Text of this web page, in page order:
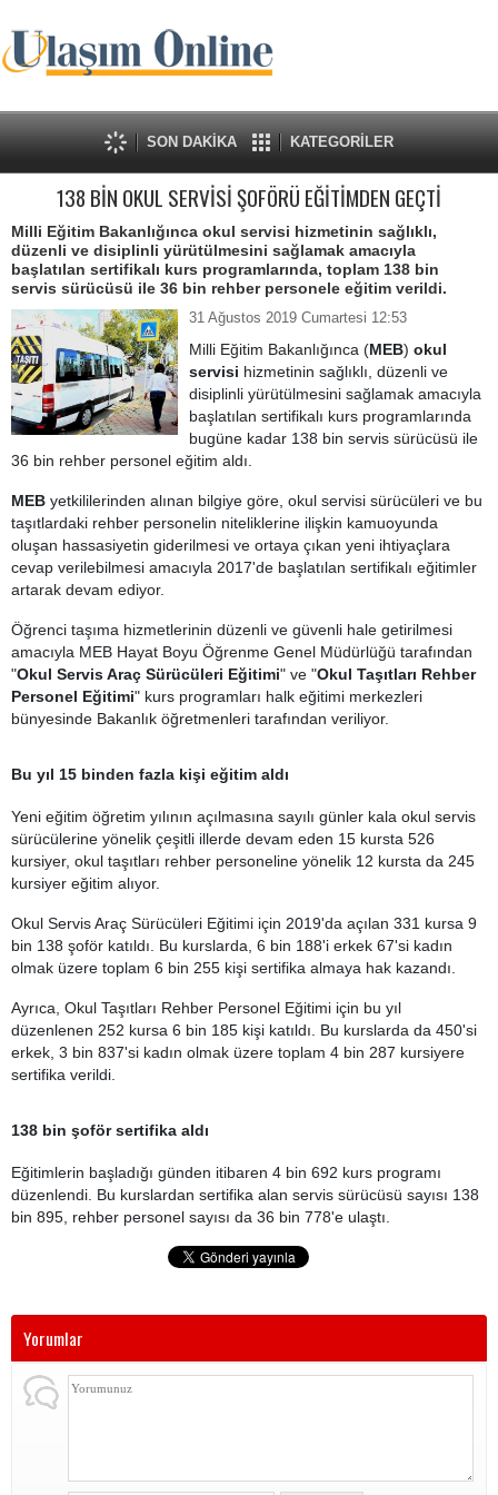
SON DAKİKA KATEGORİLER
138 BİN OKUL SERVİSİ ŞOFÖRÜ EĞİTİMDEN GEÇTİ
Milli Eğitim Bakanlığınca okul servisi hizmetinin sağlıklı,
düzenli ve disiplinli yürütülmesini sağlamak amacıyla
başlatılan sertifikalı kurs programlarında, toplam 138 bin
servis sürücüsü ile 36 bin rehber personele eğitim verildi.
31 Ağustos 2019 Cumartesi 12:53
Milli Eğitim Bakanlığınca (MEB) okul
servisi hizmetinin sağlıklı, düzenli ve
disiplinli yürütülmesini sağlamak amacıyla
başlatılan sertifikalı kurs programlarında
bugüne kadar 138 bin servis sürücüsü ile
36 bin rehber personel eğitim aldı.
MEB yetkililerinden alınan bilgiye göre, okul servisi sürücüleri ve bu
taşıtlardaki rehber personelin niteliklerine ilişkin kamuoyunda
oluşan hassasiyetin giderilmesi ve ortaya çıkan yeni ihtiyaçlara
cevap verilebilmesi amacıyla 2017'de başlatılan sertifikalı eğitimler
artarak devam ediyor.
Öğrenci taşıma hizmetlerinin düzenli ve güvenli hale getirilmesi
amacıyla MEB Hayat Boyu Öğrenme Genel Müdürlüğü tarafından
"Okul Servis Araç Sürücüleri Eğitimi" ve "Okul Taşıtları Rehber
Personel Eğitimi" kurs programları halk eğitimi merkezleri
bünyesinde Bakanlık öğretmenleri tarafından veriliyor.
Bu yıl 15 binden fazla kişi eğitim aldı
Yeni eğitim öğretim yılının açılmasına sayılı günler kala okul servis
sürücülerine yönelik çeşitli illerde devam eden 15 kursta 526
kursiyer, okul taşıtları rehber personeline yönelik 12 kursta da 245
kursiyer eğitim alıyor.
Okul Servis Araç Sürücüleri Eğitimi için 2019'da açılan 331 kursa 9
bin 138 şoför katıldı. Bu kurslarda, 6 bin 188'i erkek 67'si kadın
olmak üzere toplam 6 bin 255 kişi sertifika almaya hak kazandı.
Ayrıca, Okul Taşıtları Rehber Personel Eğitimi için bu yıl
düzenlenen 252 kursa 6 bin 185 kişi katıldı. Bu kurslarda da 450'si
erkek, 3 bin 837'si kadın olmak üzere toplam 4 bin 287 kursiyere
sertifika verildi.
138 bin şoför sertifika aldı
Eğitimlerin başladığı günden itibaren 4 bin 692 kurs programı
düzenlendi. Bu kurslardan sertifika alan servis sürücüsü sayısı 138
bin 895, rehber personel sayısı da 36 bin 778'e ulaştı.
Yorumlar